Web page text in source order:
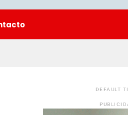
DEFAULT